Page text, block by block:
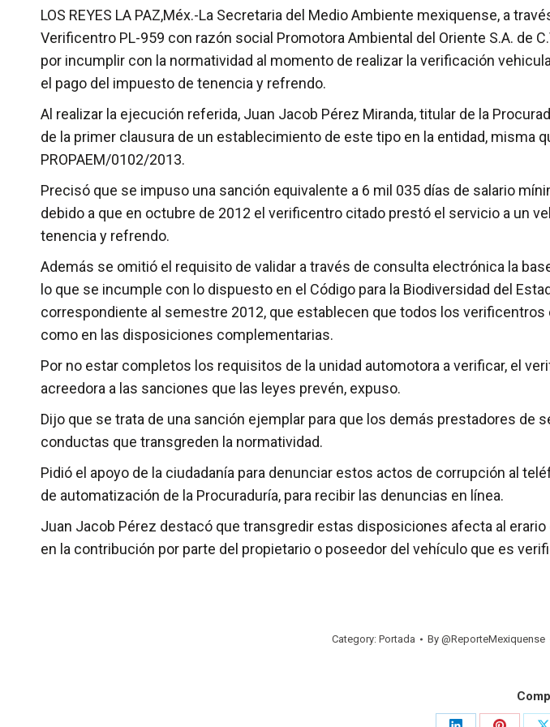
LOS REYES LA PAZ,Méx.-La Secretaria del Medio Ambiente mexiquense, a
Verificentro PL-959 con razón social Promotora Ambiental del Oriente S.A. de
por incumplir con la normatividad al momento de realizar la verificación
el pago del impuesto de tenencia y refrendo.
Al realizar la ejecución referida, Juan Jacob Pérez Miranda, titular de la
de la primer clausura de un establecimiento de este tipo en la entidad, misma
PROPAEM/0102/2013.
Precisó que se impuso una sanción equivalente a 6 mil 035 días de salario
debido a que en octubre de 2012 el verificentro citado prestó el servicio a un
tenencia y refrendo.
Además se omitió el requisito de validar a través de consulta electrónica la
lo que se incumple con lo dispuesto en el Código para la Biodiversidad del
correspondiente al semestre 2012, que establecen que todos los
como en las disposiciones complementarias.
Por no estar completos los requisitos de la unidad automotora a verificar, el
acreedora a las sanciones que las leyes prevén, expuso.
Dijo que se trata de una sanción ejemplar para que los demás prestadores de
conductas que transgreden la normatividad.
Pidió el apoyo de la ciudadanía para denunciar estos actos de corrupción al
de automatización de la Procuraduría, para recibir las denuncias en línea.
Juan Jacob Pérez destacó que transgredir estas disposiciones afecta al
en la contribución por parte del propietario o poseedor del vehículo que es
Category: Portada By @ReporteMexiquense